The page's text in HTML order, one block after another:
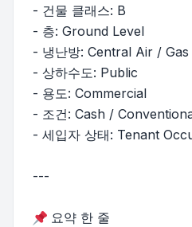
- 건물 클래스: B
- 층: Ground Level
- 냉난방: Central Air / Gas
- 상하수도: Public
- 용도: Commercial
- 조건: Cash /
- 세입자 상태: Tenant
---
요약 한 줄